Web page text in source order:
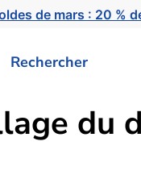
de mars : 20 %
Rechercher
du